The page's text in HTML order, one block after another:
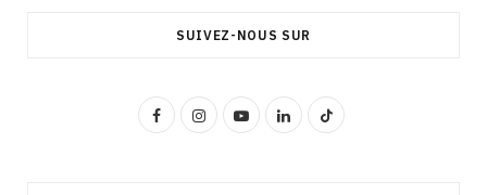
SUIVEZ-NOUS SUR
F
I
Y
L
T